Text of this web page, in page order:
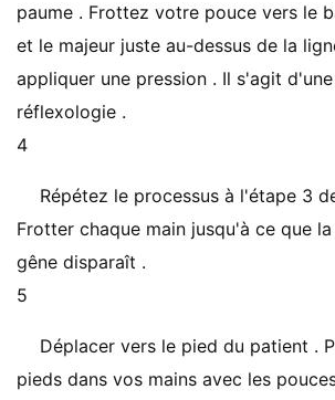
paume . Frottez votre pouce vers le
et le majeur juste au-dessus de la
appliquer une pression . Il s'agit
réflexologie .
4
Répétez le processus à l'étape 3
Frotter chaque main jusqu'à ce que
gêne disparaît .
5
Déplacer vers le pied du patient .
pieds dans vos mains avec les